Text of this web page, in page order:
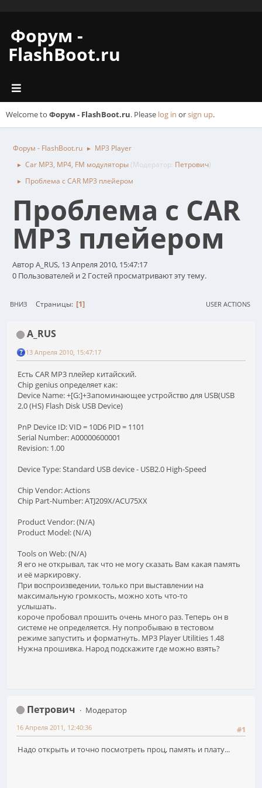
Форум -
FlashBoot.ru
Welcome to Форум - FlashBoot.ru. Please log in orsign up.
Форум - FlashBoot.ru ► MP3 Player
► Car MP3, MP4, FM модуляторы (Модератор: Петрович)
► Проблема с CAR MP3 плейером
Проблема с CAR
MP3 плейером
Автор A_RUS, 13 Апреля 2010, 15:47:17
0 Пользователей и 2 Гостей просматривают эту тему.
ВНИЗ Страницы 1 USER ACTIONS
A_RUS
13 Апреля 2010, 15:47:17
Есть CAR MP3 плейер китайский.
Chip genius определяет как:
Device Name: +[G:]+Запоминающее устройство для USB(USB
2.0 (HS) Flash Disk USB Device)
PnP Device ID: VID = 10D6 PID = 1101
Serial Number: A00000600001
Revision: 1.00
Device Type: Standard USB device - USB2.0 High-Speed
Chip Vendor: Actions
Chip Part-Number: ATJ209X/ACU75XX
Product Vendor: (N/A)
Product Model: (N/A)
Tools on Web: (N/A)
Я его не открывал, так что не могу сказать Вам какая память
и её маркировку.
При воспроизведении, только при выставлении на
максимальную громкость, можно хоть что-то
услышать.
короче пробовал прошить очень много раз. Теперь он в
системе не определяется. Ну попробываю в тестовом
режиме запустить и форматнуть. MP3 Player Utilities 1.48
Нужна прошивка. Народ подскажите где можно взять?
Петрович
Модератор
#1
16 Апреля 2011, 12:40:36
Надо открыть и точно посмотреть проц, память и плату...